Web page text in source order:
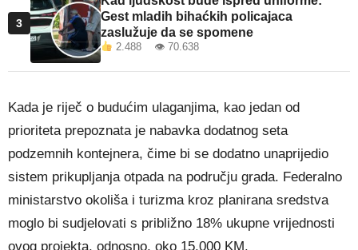
3
Gest mladih bihaćkih policajaca
zaslužuje da se spomene
2.488 👁 70.638
Kada je riječ o budućim ulaganjima, kao jedan od
prioriteta prepoznata je nabavka dodatnog seta
podzemnih kontejnera, čime bi se dodatno unaprijedio
sistem prikupljanja otpada na području grada. Federalno
ministarstvo okoliša i turizma kroz planirana sredstva
moglo bi sudjelovati s približno 18% ukupne vrijednosti
ovog projekta, odnosno, oko 15.000 KM.